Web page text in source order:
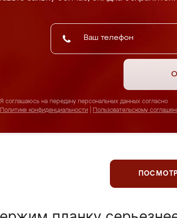
Я соглашаюсь на передачу персональных данных согласно
Политике конфиденциальности
Пользовательскому